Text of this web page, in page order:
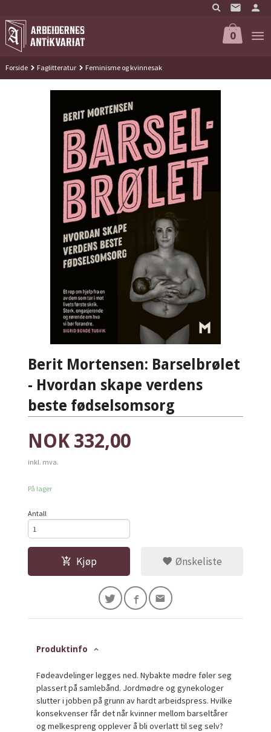
til
innholdet
0
Forside Faglitteratur Feminisme og kvinnesak
Berit Mortensen: Barselbrølet
- Hvordan skape verdens
beste fødselsomsorg
Pris
NOK 332,00
inkl. mva.
På lager
Antall
Kjøp Ønskeliste
Produktinfo
Fødeavdelinger legges ned. Nybakte mødre føler seg
plassert på samlebånd. Jordmødre og gynekologer
slutter i jobben på grunn av hardt arbeidspress. Hvilke
konsekvenser får det når kvinner mellom barseltårer
og melkespreng opplever å bli overlatt til seg selv?